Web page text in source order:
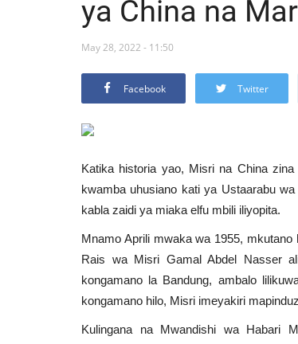
ya China na
May 28, 2022 - 11:50
Facebook Twitter
Katika historia yao, Misri na China
kwamba uhusiano kati ya Ustaarabu
kabla zaidi ya miaka elfu mbili iliyopita.
Mnamo Aprili mwaka wa 1955,
Rais wa Misri Gamal Abdel Nasser
kongamano la Bandung, ambalo
kongamano hilo, Misri imeyakiri
Kulingana na Mwandishi wa Habari